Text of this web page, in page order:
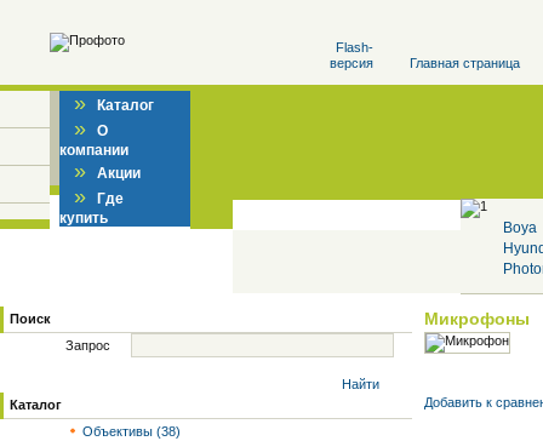
Flash-
версия
Главная страница
» Каталог
» О
компании
» Акции
» Где
купить
Boya
Поиск
Запрос
Найти
Каталог
Объективы (38)
Микрофоны
Добавить к